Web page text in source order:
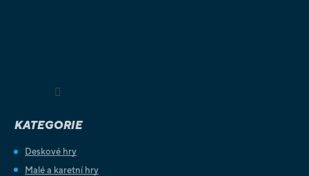
KATEGORIE
Deskové hry
Malé a karetní hry